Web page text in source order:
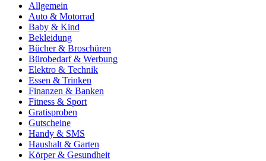
Allgemein
Auto & Motorrad
Baby & Kind
Bekleidung
Bücher & Broschüren
Bürobedarf & Werbung
Elektro & Technik
Essen & Trinken
Finanzen & Banken
Fitness & Sport
Gratisproben
Gutscheine
Handy & SMS
Haushalt & Garten
Körper & Gesundheit